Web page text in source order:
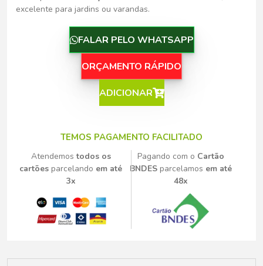
excelente para jardins ou varandas.
FALAR PELO WHATSAPP
ORÇAMENTO RÁPIDO
ADICIONAR
TEMOS PAGAMENTO FACILITADO
Atendemostodos os
cartões parcelando em até
3x
Pagando com o Cartão
BNDESparcelamos em até
48x